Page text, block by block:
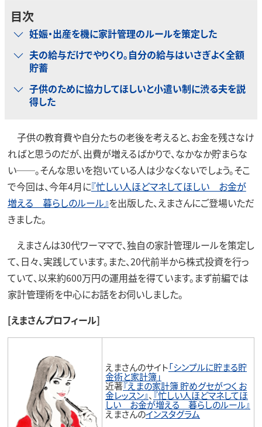
目次
妊娠・出産を機に家計管理のルールを策定した
夫の給与だけでやりくり。自分の給与はいさぎよく全額
貯蓄
子供のために協力してほしいと小遣い制に渋る夫を説
得した
子供の教育費や自分たちの老後を考えると、お金を残さなけ
ればと思うのだが、出費が増えるばかりで、なかなか貯まらな
い──。そんな思いを抱いている人は少なくないでしょう。そこ
で今回は、今年4月に『忙しい人ほどマネしてほしい お金が
増える 暮らしのルール』を出版した、えまさんにご登場いただ
きました。
えまさんは30代ワーママで、独自の家計管理ルールを策定し
て、日々、実践しています。また、20代前半から株式投資を行っ
ていて、以来約600万円の運用益を得ています。まず前編では
家計管理術を中心にお話をお伺いしました。
[えまさんプロフィール]
えまさんのサイト「シンプルに貯まる貯
金術と家計簿」
近著『えまの家計簿 貯めグセがつく お
金レッスン』、 『忙しい人ほどマネしてほ
しい お金が増える 暮らしのルール』
えまさんのインスタグラム